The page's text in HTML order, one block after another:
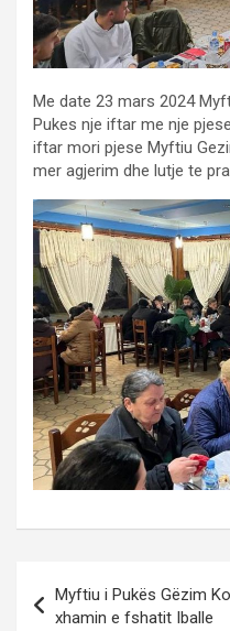
Me date 23 mars 2024
Pukes nje iftar me nje
iftar mori pjese Myftiu
mer agjerim dhe lutje te
navigation
Myftiu i Pukës Gëzim
xhamin e fshatit Iballe